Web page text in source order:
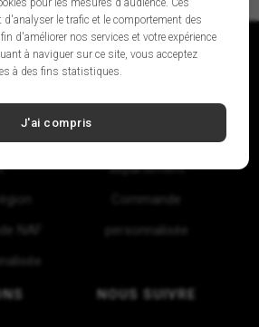
NAF
département
Commande
personnalisée
NOUS SUIVRE
pour les mesures d'audience. Ces
le trafic et le comportement des
d'améliorer nos services et votre expérience
à naviguer sur ce site, vous acceptez
à des fins statistiques.
J'ai compris